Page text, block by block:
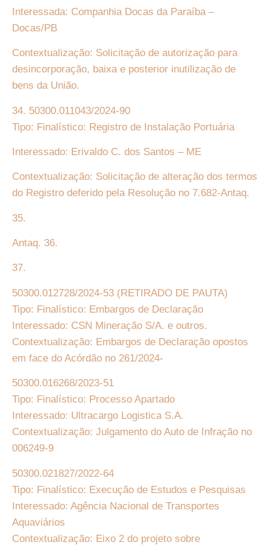
Interessada: Companhia Docas da Paraíba –
Docas/PB
Contextualização: Solicitação de autorização para
desincorporação, baixa e posterior inutilização de
bens da União.
34. 50300.011043/2024-90
Tipo: Finalístico: Registro de Instalação Portuária
Interessado: Erivaldo C. dos Santos – ME
Contextualização: Solicitação de alteração dos termos
do Registro deferido pela Resolução no 7.682-Antaq.
35.
Antaq. 36.
37.
50300.012728/2024-53 (RETIRADO DE PAUTA)
Tipo: Finalístico: Embargos de Declaração
Interessado: CSN Mineração S/A. e outros.
Contextualização: Embargos de Declaração opostos
em face do Acórdão no 261/2024-
50300.016268/2023-51
Tipo: Finalístico: Processo Apartado
Interessado: Ultracargo Logistica S.A.
Contextualização: Julgamento do Auto de Infração no
006249-9
50300.021827/2022-64
Tipo: Finalístico: Execução de Estudos e Pesquisas
Interessado: Agência Nacional de Transportes
Aquaviários
Contextualização: Eixo 2 do projeto sobre